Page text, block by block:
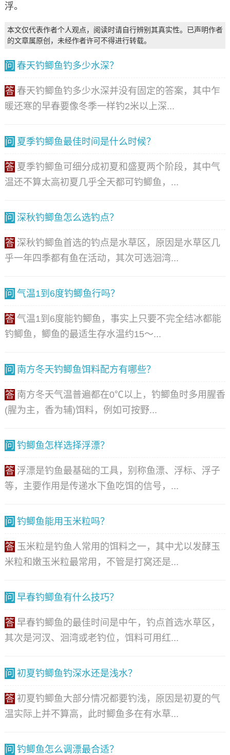
浮。
本文仅代表作者个人观点，阅读时请自行辨别其真实性。已声明作者
的文章属原创，未经作者许可不得进行转载。
问 春天钓鲫鱼钓多少水深？
答 春天钓鲫鱼钓多少水深并没有固定的答案，其中乍
暖还寒的早春要像冬季一样钓2米以上深...
问 夏季钓鲫鱼最佳时间是什么时候？
答 夏季钓鲫鱼可细分成初夏和盛夏两个阶段，其中气
温还不算太高初夏几乎全天都可钓鲫鱼，...
问 深秋钓鲫鱼怎么选钓点？
答 深秋钓鲫鱼首选的钓点是水草区，原因是水草区几
乎一年四季都有鱼在活动，其次可选洄湾...
问 气温1到6度钓鲫鱼行吗？
答 气温1到6度能钓鲫鱼，事实上只要不完全结冰都能
钓鲫鱼，鲫鱼的最适生存水温约15～...
问 南方冬天钓鲫鱼饵料配方有哪些？
答 南方冬天气温普遍都在0℃以上，钓鲫鱼时多用腥香
(腥为主，香为辅)饵料，例如可按野...
问 钓鲫鱼怎样选择浮漂？
答 浮漂是钓鱼最基础的工具，别称鱼漂、浮标、浮子
等，主要作用是传递水下鱼吃饵的信号，...
问 钓鲫鱼能用玉米粒吗？
答 玉米粒是钓鱼人常用的饵料之一，其中尤以发酵玉
米粒和嫩玉米粒最常用，不管是打窝还是...
问 早春钓鲫鱼有什么技巧？
答 早春钓鲫鱼的最佳时间是中午，钓点首选水草区，
其次是河汊、洄湾或老钓位，饵料可用红...
问 初夏钓鲫鱼钓深水还是浅水？
答 初夏钓鲫鱼大部分情况都要钓浅，原因是初夏的气
温实际上并不算高，此时鲫鱼多在有水草...
问 钓鲫鱼怎么调漂最合适？